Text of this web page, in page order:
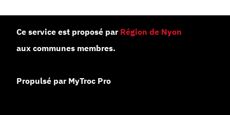
Ce service est proposé par Région de Nyon
aux communes membres.
Propulsé par MyTroc Pro